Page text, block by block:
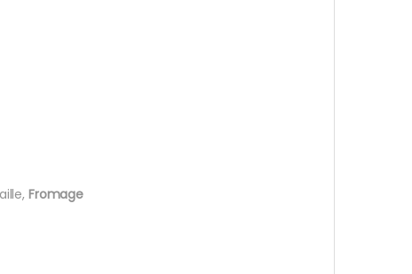
Fromage